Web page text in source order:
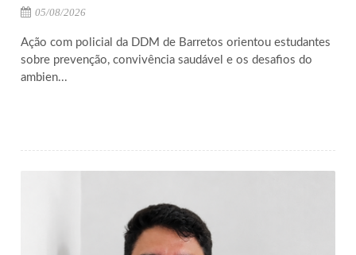
05/08/2026
Ação com policial da DDM de Barretos orientou estudantes
sobre prevenção, convivência saudável e os desafios do
ambien...